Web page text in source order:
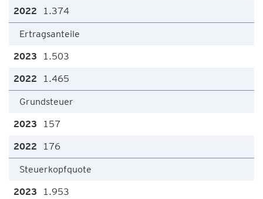
1.374
Ertragsanteile
1.503
1.465
Grundsteuer
157
176
Steuerkopfquote
1.953